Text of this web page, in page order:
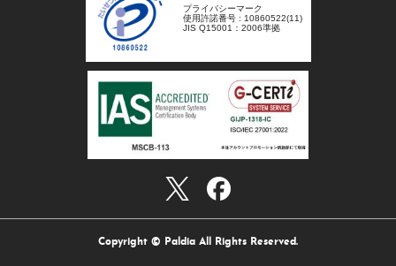
プライバシーマーク
使用許諾番号 : 10860522(11)
JIS Q15001：2006準拠
Copyright © Paldia All Rights Reserved.